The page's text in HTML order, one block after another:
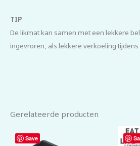
TIP
De likmat kan samen met een lekkere
ingevroren, als lekkere verkoeling
Gerelateerde producten
Save